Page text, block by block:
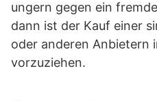
ungern gegen ein
dann ist der Kauf einer
oder anderen Anbietern
vorzuziehen.